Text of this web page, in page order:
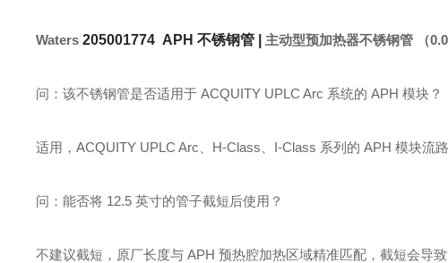
Waters 205001774 APH 不锈钢管 | 主动型预加热器不锈钢管 （
问：该不锈钢管是否适用于 ACQUITY UPLC Arc 系统的 APH 模块？
适用，ACQUITY UPLC Arc、H-Class、I-Class 系列的 APH 模块流
问：能否将 12.5 英寸的管子截短后使用？
不建议截短，原厂长度与 APH 预热腔加热区域精准匹配，截短会导